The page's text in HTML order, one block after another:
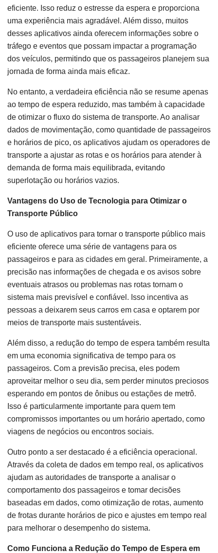
eficiente. Isso reduz o estresse da espera e proporciona
uma experiência mais agradável. Além disso, muitos
desses aplicativos ainda oferecem informações sobre o
tráfego e eventos que possam impactar a programação
dos veículos, permitindo que os passageiros planejem sua
jornada de forma ainda mais eficaz.
No entanto, a verdadeira eficiência não se resume apenas
ao tempo de espera reduzido, mas também à capacidade
de otimizar o fluxo do sistema de transporte. Ao analisar
dados de movimentação, como quantidade de passageiros
e horários de pico, os aplicativos ajudam os operadores de
transporte a ajustar as rotas e os horários para atender à
demanda de forma mais equilibrada, evitando
superlotação ou horários vazios.
Vantagens do Uso de Tecnologia para Otimizar o
Transporte Público
O uso de aplicativos para tornar o transporte público mais
eficiente oferece uma série de vantagens para os
passageiros e para as cidades em geral. Primeiramente, a
precisão nas informações de chegada e os avisos sobre
eventuais atrasos ou problemas nas rotas tornam o
sistema mais previsível e confiável. Isso incentiva as
pessoas a deixarem seus carros em casa e optarem por
meios de transporte mais sustentáveis.
Além disso, a redução do tempo de espera também resulta
em uma economia significativa de tempo para os
passageiros. Com a previsão precisa, eles podem
aproveitar melhor o seu dia, sem perder minutos preciosos
esperando em pontos de ônibus ou estações de metrô.
Isso é particularmente importante para quem tem
compromissos importantes ou um horário apertado, como
viagens de negócios ou encontros sociais.
Outro ponto a ser destacado é a eficiência operacional.
Através da coleta de dados em tempo real, os aplicativos
ajudam as autoridades de transporte a analisar o
comportamento dos passageiros e tomar decisões
baseadas em dados, como otimização de rotas, aumento
de frotas durante horários de pico e ajustes em tempo real
para melhorar o desempenho do sistema.
Como Funciona a Redução do Tempo de Espera em